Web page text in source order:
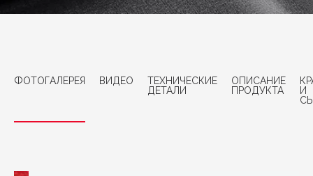
ФОТОГАЛЕРЕЯ ВИДЕО
ТЕХНИЧЕСКИЕ
ДЕТАЛИ
ОПИСАНИЕ
ПРОДУКТА
И